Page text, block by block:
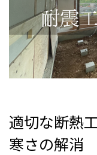
適切な断熱
寒さの解消